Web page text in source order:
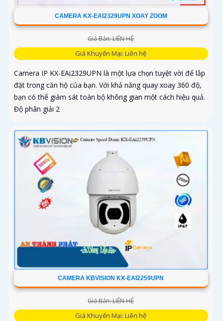
CAMERA KX-EAI2329UPN XOAY ZOOM
Giá Bán: LIÊN HỆ
Giá Khuyến Mại: Liên hệ
Camera IP KX-EAi2329UPN là một lựa chọn tuyệt vời để lắp
đặt trong căn hộ của bạn. Với khả năng quay xoay 360 độ,
bạn có thể giám sát toàn bộ không gian một cách hiệu quả.
Độ phân giải 2
CAMERA KBVISION KX-EAI2259UPN
Giá Bán: LIÊN HỆ
Giá Khuyến Mại: Liên hệ